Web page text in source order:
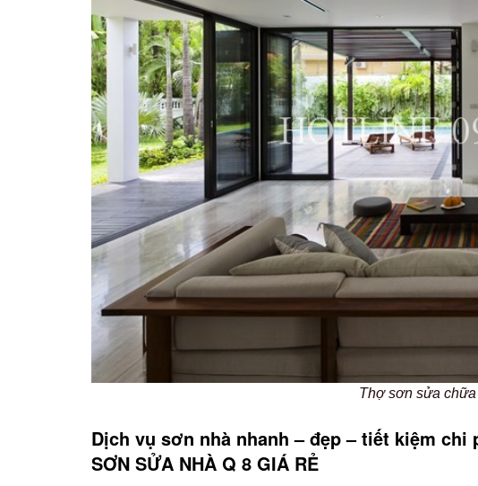
Thợ sơn sửa
Dịch vụ sơn nhà nhanh – đẹp – tiết kiệm
SƠN SỬA NHÀ Q 8 GIÁ RẺ